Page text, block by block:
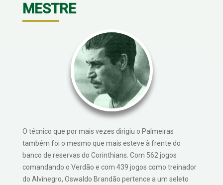
MESTRE
O técnico que por mais vezes dirigiu o Palmeiras
também foi o mesmo que mais esteve à frente do
banco de reservas do Corinthians. Com 562 jogos
comandando o Verdão e com 439 jogos como treinador
do Alvinegro, Oswaldo Brandão pertence a um seleto